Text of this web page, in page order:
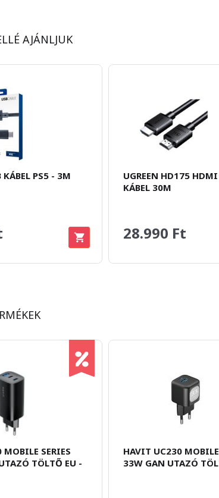
AJÁNLJUK
KÁBEL PS5 - 3M
UGREEN HD175
KÁBEL 30M
28.990 Ft
SERIES
TÖLTŐ EU -
HAVIT UC230 MOBILE
33W GAN UTAZÓ